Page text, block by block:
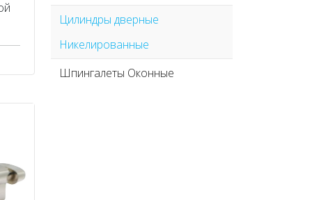
Цилиндры дверные
Никелированные
Шпингалеты Оконные